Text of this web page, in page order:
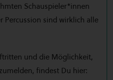
Schauspieler*innen
Percussion sind wirklich alle
und die Möglichkeit,
findest Du hier: